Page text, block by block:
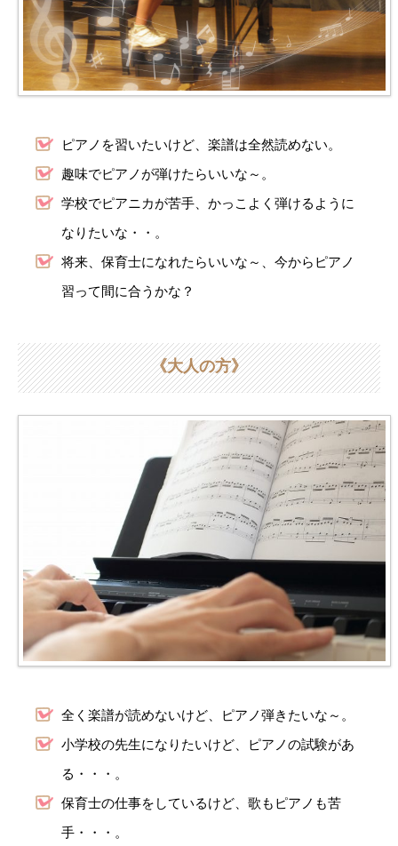
ピアノを習いたいけど、楽譜は全然読めない。
趣味でピアノが弾けたらいいな～。
学校でピアニカが苦手、かっこよく弾けるように
なりたいな・・。
将来、保育士になれたらいいな～、今からピアノ
習って間に合うかな？
《大人の方》
全く楽譜が読めないけど、ピアノ弾きたいな～。
小学校の先生になりたいけど、ピアノの試験があ
る・・・。
保育士の仕事をしているけど、歌もピアノも苦
手・・・。